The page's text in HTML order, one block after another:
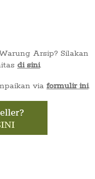
Arsip? Silakan
di sini.
via formulir ini.